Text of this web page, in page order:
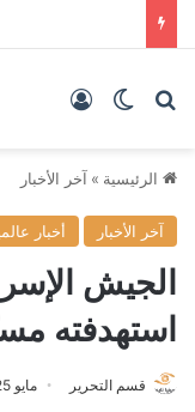
بحث عنالوضع المظلم
الرئيسية » آخر الأخبار
آخر الأخبار أخبار
الجيش
استهدفته
قسم التحرير مايو 25, 2026